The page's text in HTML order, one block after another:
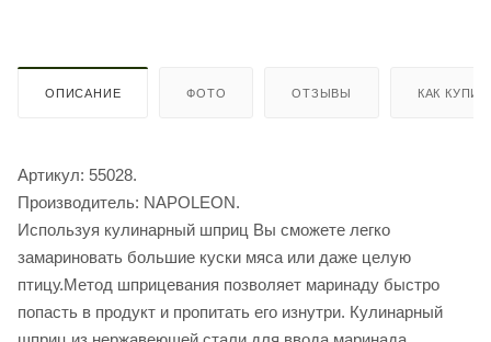
ОПИСАНИЕ ФОТО ОТЗЫВЫ КАК
Артикул: 55028.
Производитель: NAPOLEON.
Используя кулинарный шприц Вы сможете легко
замариновать большие куски мяса или даже целую
птицу.Метод шприцевания позволяет маринаду быстро
попасть в продукт и пропитать его изнутри. Кулинарный